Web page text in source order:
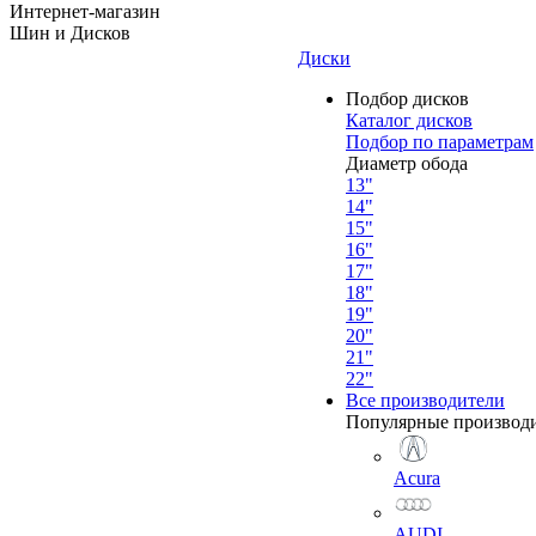
Интернет-магазин
Шин и Дисков
Диски
Подбор дисков
Каталог дисков
Подбор по параметрам
Диаметр обода
13"
14"
15"
16"
17"
18"
19"
20"
21"
22"
Все производители
Популярные
Acura